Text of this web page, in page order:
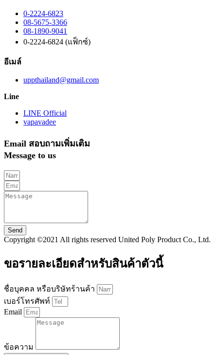
0-2224-6823
08-5675-3366
08-1890-9041
0-2224-6824 (แฟ็กซ์)
อีเมล์
uppthailand@gmail.com
Line
LINE Official
vapavadee
Email สอบถามเพิ่มเติม
Message to us
Send
Copyright ©2021 All rights reserved United Poly Product Co., Ltd.
ขอรายละเอียดสำหรับสินค้าตัวนี้
ชื่อบุคคล หรือบริษัทร้านค้า
เบอร์โทรศัพท์
Email
ข้อความ